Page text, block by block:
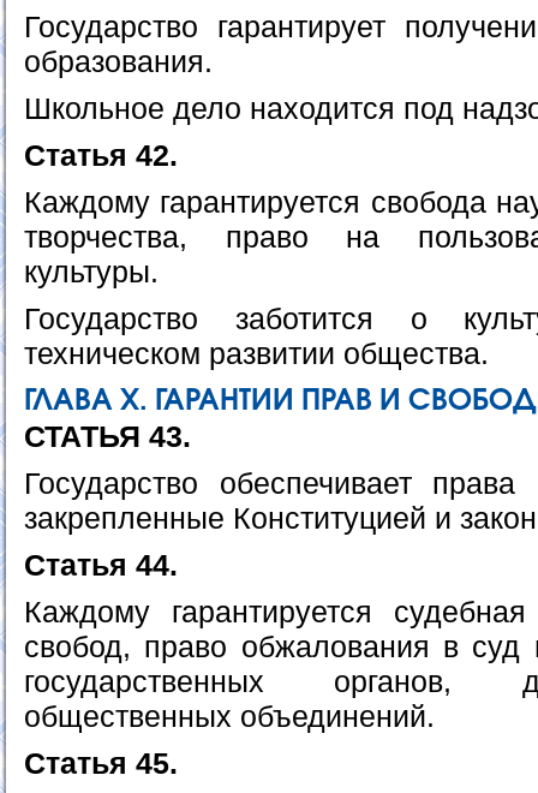
Государство гарантирует
образования.
Школьное дело находится под
Статья 42.
Каждому гарантируется свобода
творчества, право на
культуры.
Государство заботится о
техническом развитии общества.
ГЛАВА Х. ГАРАНТИИ ПРАВ И
СТАТЬЯ 43.
Государство обеспечивает
закрепленные Конституцией и
Статья 44.
Каждому гарантируется
свобод, право обжалования в суд
государственных органов,
общественных объединений.
Статья 45.